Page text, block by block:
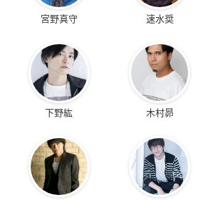
宮野真守 速水奨
下野紘 木村昴